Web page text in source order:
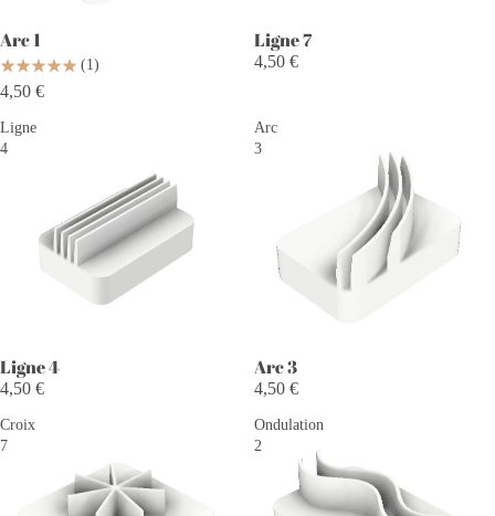
Arc 1
(1)
4,50 €
Ligne 7
4,50 €
Ligne
4
Ligne 4
4,50 €
Arc
3
Arc 3
4,50 €
Croix
7
Ondulation
2